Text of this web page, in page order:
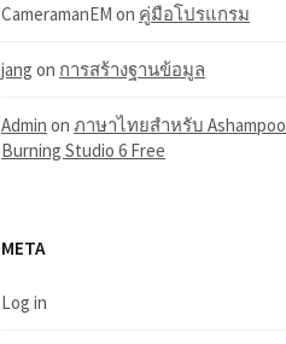
CameramanEM on คู่มือโปรแกรม
jang on การสร้างฐานข้อมูล
Admin on ภาษาไทยสำหรับ Ashampoo
Burning Studio 6 Free
META
Log in